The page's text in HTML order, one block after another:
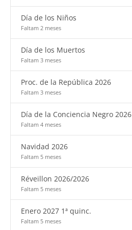
Día de los Niños
Faltam 2 meses
Día de los Muertos
Faltam 3 meses
Proc. de la República 2026
Faltam 3 meses
Día de la Conciencia Negro 2026
Faltam 4 meses
Navidad 2026
Faltam 5 meses
Réveillon 2026/2026
Faltam 5 meses
Enero 2027 1ª quinc.
Faltam 5 meses